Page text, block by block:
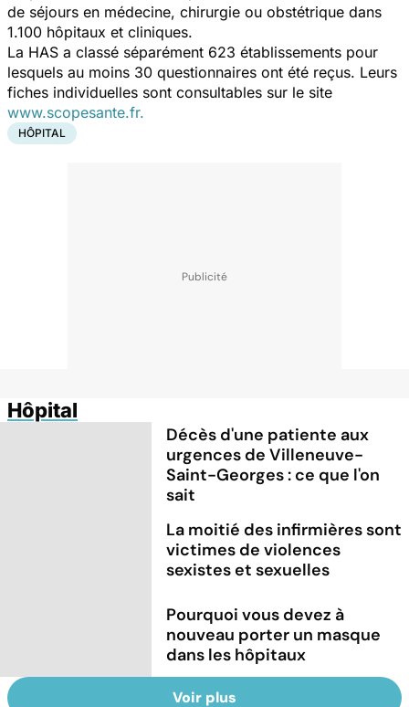
de séjours en médecine, chirurgie ou obstétrique dans
1.100 hôpitaux et cliniques.
La HAS a classé séparément 623 établissements pour
lesquels au moins 30 questionnaires ont été reçus. Leurs
fiches individuelles sont consultables sur le site
www.scopesante.fr.
HÔPITAL
Hôpital
Décès d'une patiente aux
urgences de Villeneuve-
Saint-Georges : ce que l'on
sait
La moitié des infirmières sont
victimes de violences
sexistes et sexuelles
Pourquoi vous devez à
nouveau porter un masque
dans les hôpitaux
Voir plus